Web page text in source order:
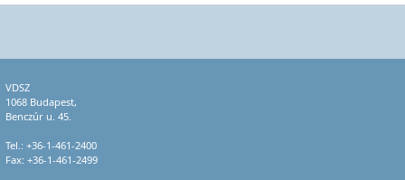
VDSZ
1068 Budapest,
Benczúr u. 45.
Tel.: +36-1-461-2400
Fax: +36-1-461-2499